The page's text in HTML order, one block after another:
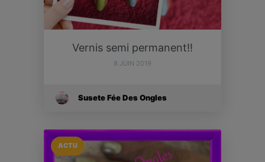
Vernis semi permanent!!
8 JUIN 2019
Susete Fée Des Ongles
ACTU